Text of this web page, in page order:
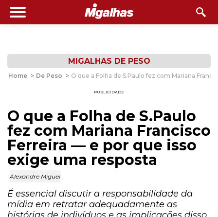
MIGALHAS DE PESO
Home > De Peso > O que a Folha de S.Paulo fez com Mariana
PUBLICIDADE
O que a Folha de S.Paulo
fez com Mariana Francisco
Ferreira — e por que isso
exige uma resposta
Alexandre Miguel
É essencial discutir a responsabilidade da
mídia em retratar adequadamente as